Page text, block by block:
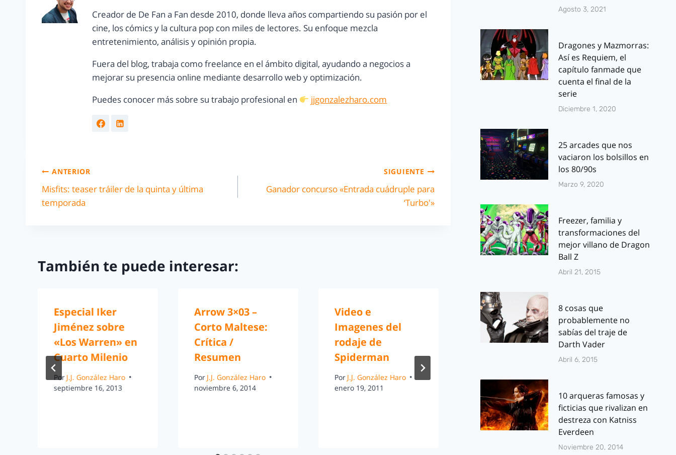
Creador de De Fan a Fan desde 2010, donde lleva años compartiendo su pasión por el
cine, los cómics y la cultura pop con miles de lectores. Su enfoque mezcla
entretenimiento, análisis y opinión propia.
Fuera del blog, trabaja como freelance en el ámbito digital, ayudando a negocios a
mejorar su presencia online mediante desarrollo web y optimización.
Puedes conocer más sobre su trabajo profesional en
jjgonzalezharo.com
ANTERIOR
Misfits: teaser tráiler de la quinta y última
temporada
SIGUIENTE
Ganador concurso «Entrada cuádruple para
‘Turbo'»
También te puede interesar:
Especial Iker
Jiménez sobre
«Los Warren» en
Cuarto Milenio
PorJ.J. González Haro
septiembre 16, 2013
Arrow 3×03 –
Corto Maltese:
Crítica /
Resumen
Por J.J. González Haro
noviembre 6, 2014
Video e
Imagenes del
rodaje de
Spiderman
Por J.J. González Haro
enero 19, 2011
FOX TV confirma
fecha y hora para
«The Walking
agosto 25, 2011
tenemos
PorJ.J. González
mayo 28, 2014
Agosto 3, 2021
Dragones y Mazmorras:
Así es Requiem, el
capítulo fanmade que
cuenta el final de la
serie
Diciembre 1, 2020
25 arcades que nos
vaciaron los bolsillos en
los 80/90s
Marzo 9, 2020
Freezer, familia y
transformaciones del
mejor villano de Dragon
Ball Z
Abril 21, 2015
8 cosas que
probablemente no
sabías del traje de
Darth Vader
Abril 6, 2015
10 arqueras famosas y
ficticias que rivalizan en
destreza con Katniss
Everdeen
Noviembre 20, 2014